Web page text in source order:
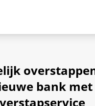
bank met